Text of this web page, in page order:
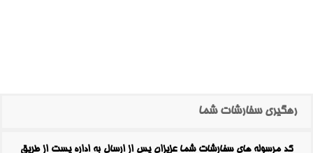
رهگیری سفارشات شما
کد مرسوله های سفارشات شما عزیزان پس از ارسال به اداره پست از طریق